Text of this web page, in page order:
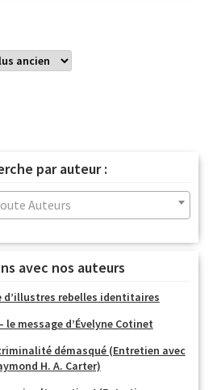
par auteur :
Auteurs
avec nos auteurs
d’illustres rebelles identitaires
le message d’Évelyne Cotinet
démasqué (Entretien avec
H. A. Carter)